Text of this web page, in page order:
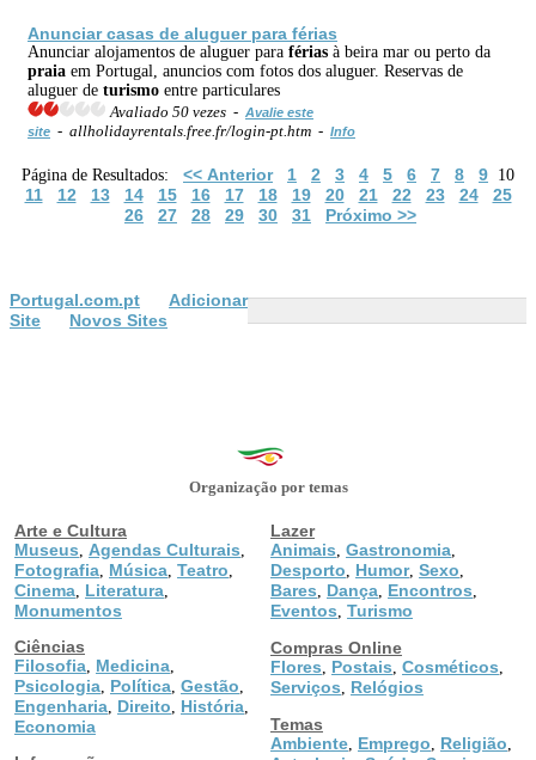
Anunciar casas de aluguer para férias
Anunciar alojamentos de aluguer para férias à beira mar ou perto da
praia em Portugal, anuncios com fotos dos aluguer. Reservas de
aluguer de turismo entre particulares
Avaliado 50 vezes - Avalie este
site - allholidayrentals.free.fr/login-pt.htm - Info
Página de Resultados: << Anterior 1 2 3 4 5 6 7 8 9 10
11 12 13 14 15 16 17 18 19 20 21 22 23 24
25
26
27 28 29 30 31 Próximo >>
Portugal.com.pt
Adicionar
Site
Novos Sites
Organização por temas
Arte e Cultura
Museus
Agendas Culturais
Fotografia Música Teatro
Cinema Literatura
Monumentos
Ciências
Filosofia Medicina
Psicologia Política Gestão
Engenharia Direito História
Economia
Lazer
Animais Gastronomia
Desporto Humor, Sexo
Bares Dança Encontros
Eventos Turismo
Compras Online
Flores
Postais Cosméticos
Serviços
Relógios
Temas
Ambiente Emprego Religião